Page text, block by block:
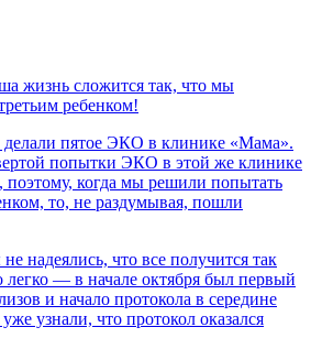
жизнь сложится так, что мы
ребенком!
пятое ЭКО в клинике «Мама».
попытки ЭКО в этой же клинике
поэтому, когда мы решили попытать
то, не раздумывая, пошли
надеялись, что все получится так
легко — в начале октября был первый
и начало протокола в середине
узнали, что протокол оказался